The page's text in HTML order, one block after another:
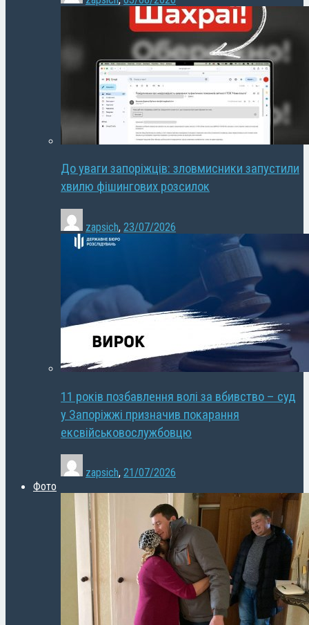
До уваги запоріжців: зловмисники запустили
хвилю фішингових розсилок
zapsich, 23/07/2026
11 років позбавлення волі за вбивство – суд
у Запоріжжі призначив покарання
ексвійськовослужбовцю
zapsich, 21/07/2026
Фото